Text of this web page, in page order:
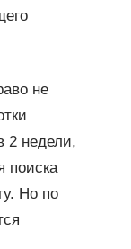
не
2 недели,
поиска
Но по